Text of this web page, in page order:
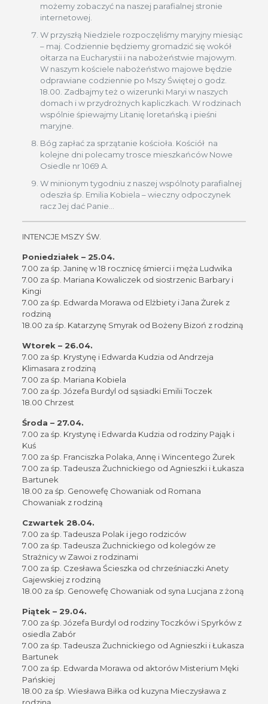
możemy zobaczyć na naszej parafialnej stronie
internetowej.
W przyszłą Niedziele rozpoczęliśmy maryjny miesiąc
– maj. Codziennie będziemy gromadzić się wokół
ołtarza na Eucharystii i na nabożeństwie majowym.
W naszym kościele nabożeństwo majowe będzie
odprawiane codziennie po Mszy Świętej o godz.
18.00. Zadbajmy też o wizerunki Maryi w naszych
domach i w przydrożnych kapliczkach. W rodzinach
wspólnie śpiewajmy Litanię loretańską i pieśni
maryjne.
Bóg zapłać za sprzątanie kościoła. Kościół na
kolejne dni polecamy trosce mieszkańców Nowe
Osiedle nr 1069 A.
W minionym tygodniu z naszej wspólnoty parafialnej
odeszła śp. Emilia Kobiela – wieczny odpoczynek
racz Jej dać Panie…
INTENCJE MSZY ŚW.
Poniedziałek – 25.04.
7.00 za śp. Janinę w 18 rocznicę śmierci i męża Ludwika
7.00 za śp. Mariana Kowaliczek od siostrzenic Barbary i
Kingi
7.00 za śp. Edwarda Morawa od Elżbiety i Jana Żurek z
rodziną
18.00 za śp. Katarzynę Smyrak od Bożeny Bizoń z rodziną
Wtorek – 26.04.
7.00 za śp. Krystynę i Edwarda Kudzia od Andrzeja
Klimasara z rodziną
7.00 za śp. Mariana Kobiela
7.00 za śp. Józefa Burdyl od sąsiadki Emilii Toczek
18.00 Chrzest
Środa – 27.04.
7.00 za śp. Krystynę i Edwarda Kudzia od rodziny Pająk i
Kuś
7.00 za śp. Franciszka Polaka, Annę i Wincentego Żurek
7.00 za śp. Tadeusza Żuchnickiego od Agnieszki i Łukasza
Bartunek
18.00 za śp. Genowefę Chowaniak od Romana
Chowaniak z rodziną
Czwartek 28.04.
7.00 za śp. Tadeusza Polak i jego rodziców
7.00 za śp. Tadeusza Żuchnickiego od kolegów ze
Strażnicy w Zawoi z rodzinami
7.00 za śp. Czesława Ścieszka od chrześniaczki Anety
Gajewskiej z rodziną
18.00 za śp. Genowefę Chowaniak od syna Lucjana z żoną
Piątek – 29.04.
7.00 za śp. Józefa Burdyl od rodziny Toczków i Spyrków z
osiedla Zabór
7.00 za śp. Tadeusza Żuchnickiego od Agnieszki i Łukasza
Bartunek
7.00 za śp. Edwarda Morawa od aktorów Misterium Męki
Pańskiej
18.00 za śp. Wiesława Biłka od kuzyna Mieczysława z